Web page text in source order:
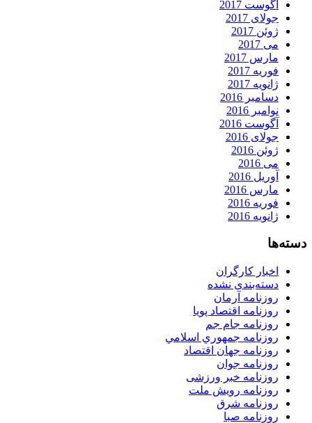
آگوست 2017
جولای 2017
ژوئن 2017
می 2017
مارس 2017
فوریه 2017
ژانویه 2017
دسامبر 2016
نوامبر 2016
آگوست 2016
جولای 2016
ژوئن 2016
می 2016
آوریل 2016
مارس 2016
فوریه 2016
ژانویه 2016
دسته‌ها
اخبار کارگران
دسته‌بندی نشده
روزنامه آرمان
روزنامه اقتصاد پویا
روزنامه جام جم
روزنامه جمهوري اسلامي
روزنامه جهان اقتصاد
روزنامه جوان
روزنامه خبر ورزشى
روزنامه رویش ملت
روزنامه شرق
روزنامه صبا